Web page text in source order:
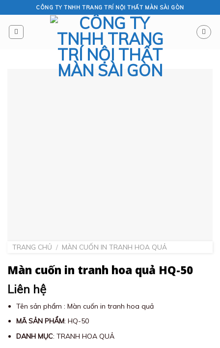
to
content
CÔNG TY TNHH TRANG TRÍ NỘI THẤT MÀN SÀI GÒN
TRANG CHỦ / MÀN CUỐN IN TRANH HOA QUẢ
Màn cuốn in tranh hoa quả HQ-50
Liên hệ
Tên sản phẩm : Màn cuốn in tranh hoa quả
MÃ SẢN PHẨM: HQ-50
DANH MỤC: TRANH HOA QUẢ